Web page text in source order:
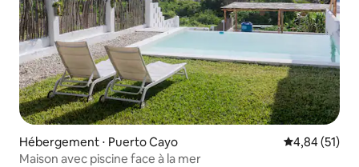
Hébergement ⋅ Puerto Cayo Évaluation
4,84 (51)
Maison avec piscine face à la mer